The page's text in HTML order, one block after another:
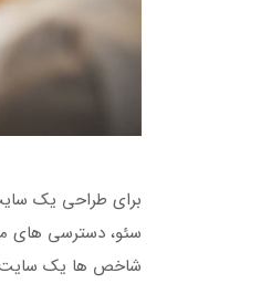
برای طراحی یک
سئو، دسترسی های
شاخص ها یک سایت